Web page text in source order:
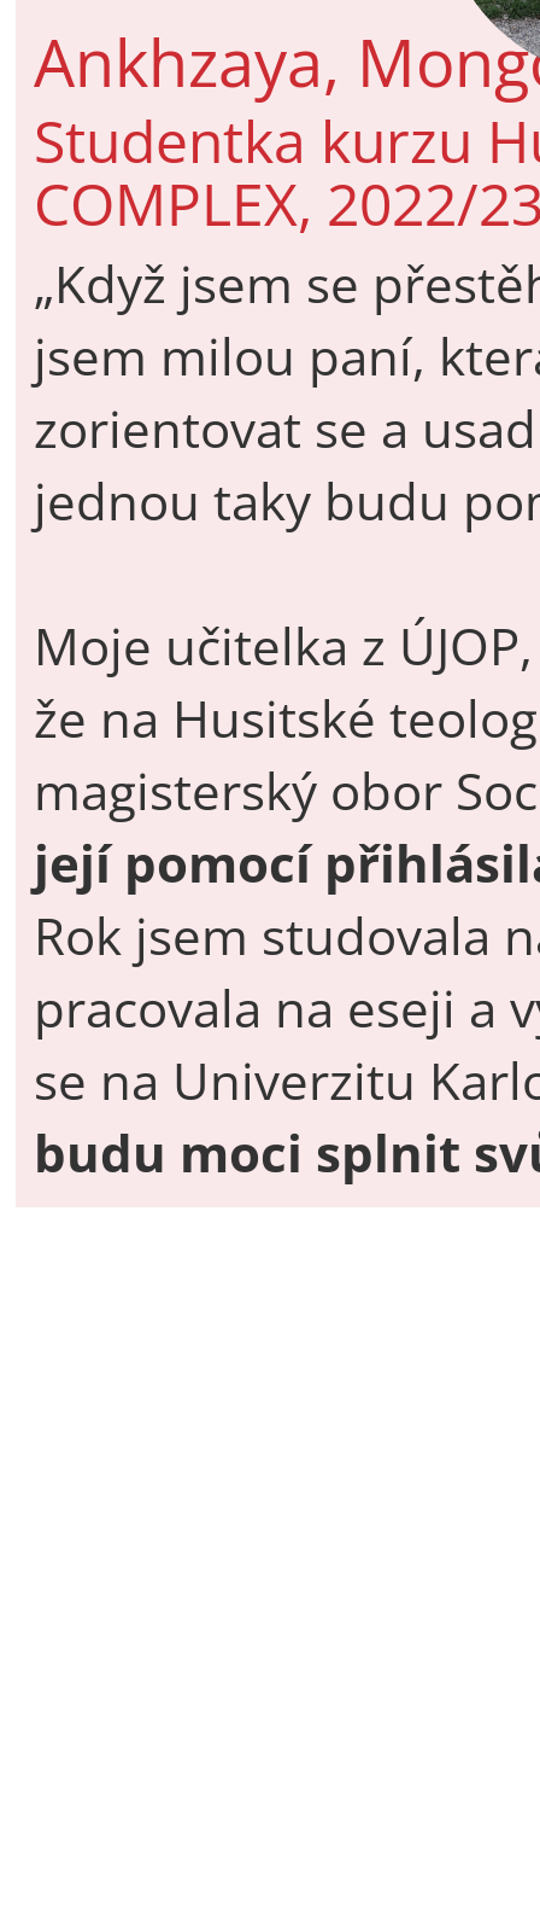
Ankhzaya,
Studentka kurzu
COMPLEX, 2022/
„Když jsem se
jsem milou paní,
zorientovat se a
jednou taky budu
Moje učitelka z
že na Husitské
magisterský obor
její pomocí
Rok jsem studovala
pracovala na eseji a
se na Univerzitu
budu moci splnit